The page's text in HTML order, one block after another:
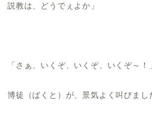
説教は、どうでぇよか」
「さぁ、いくぞ、いくぞ、いくぞ～！
博徒（ばくと）が、景気よく叫びまし